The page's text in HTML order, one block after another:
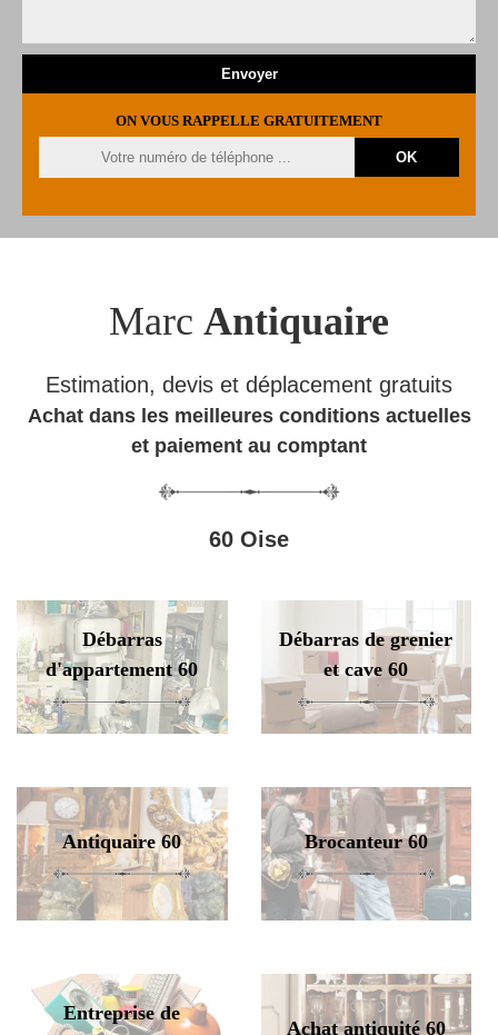
ON VOUS RAPPELLE GRATUITEMENT
Marc Antiquaire
Estimation, devis et déplacement gratuits
Achat dans les meilleures conditions actuelles
et paiement au comptant
60 Oise
Débarras
d'appartement 60
Débarras de grenier
et cave 60
Antiquaire 60 Brocanteur 60
Entreprise de
Achat antiquité 60